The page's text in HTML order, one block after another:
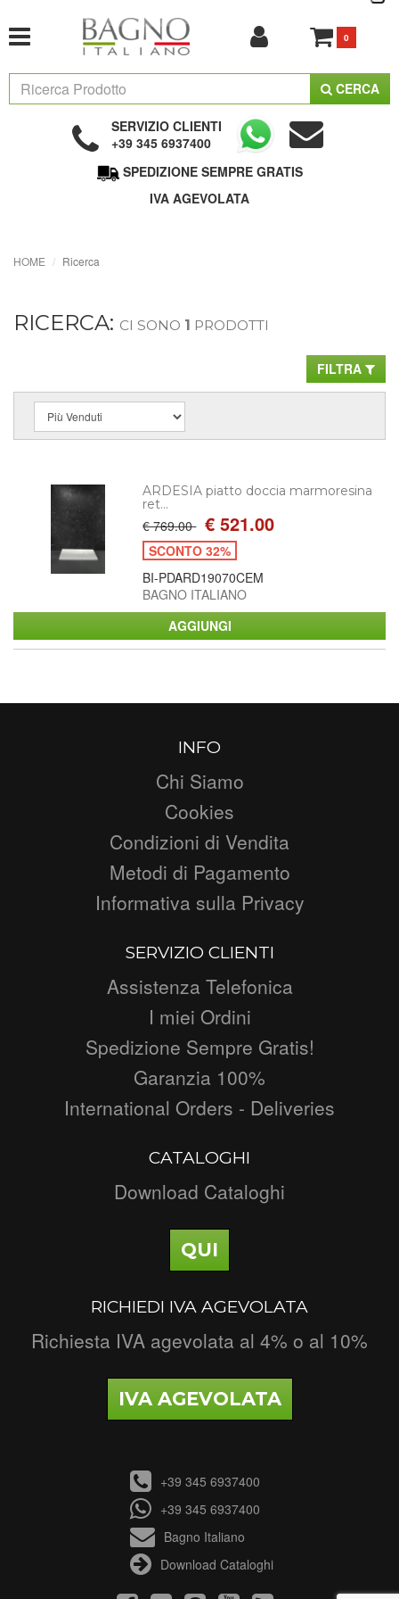
0
CERCA
SERVIZIO CLIENTI
+39 345 6937400
SPEDIZIONE SEMPRE GRATIS
IVA AGEVOLATA
HOME Ricerca
RICERCA: CI SONO 1 PRODOTTI
FILTRA
ARDESIA piatto doccia marmoresina
ret...
€ 769.00 € 521.00
SCONTO 32%
BI-PDARD19070CEM
BAGNO ITALIANO
INFO
Chi Siamo
Cookies
Condizioni di Vendita
Metodi di Pagamento
Informativa sulla Privacy
SERVIZIO CLIENTI
Assistenza Telefonica
I miei Ordini
Spedizione Sempre Gratis!
Garanzia 100%
International Orders - Deliveries
CATALOGHI
Download Cataloghi
QUI
RICHIEDI IVA AGEVOLATA
Richiesta IVA agevolata al 4% o al 10%
IVA AGEVOLATA
+39 345 6937400
+39 345 6937400
Bagno Italiano
Download Cataloghi